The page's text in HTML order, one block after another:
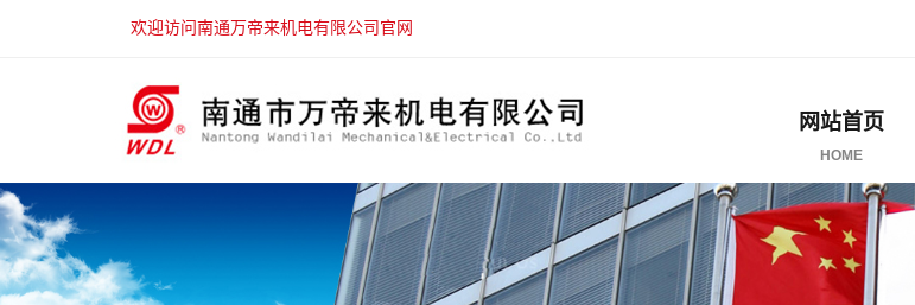
欢迎访问南通万帝来机电有限公司官网
网站首页
HOME